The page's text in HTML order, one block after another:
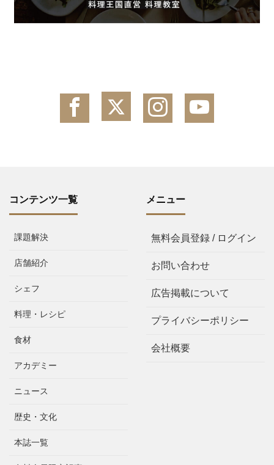
コンテンツ一覧
課題解決
店舗紹介
シェフ
料理・レシピ
食材
アカデミー
ニュース
歴史・文化
本誌一覧
メニュー
無料会員登録 / ログイン
お問い合わせ
広告掲載について
プライバシーポリシー
会社概要